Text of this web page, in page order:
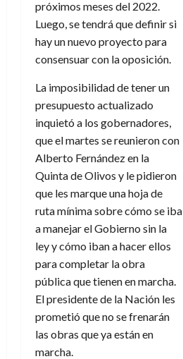
próximos meses del 2022.
Luego, se tendrá que definir si
hay un nuevo proyecto para
consensuar con la oposición.
La imposibilidad de tener un
presupuesto actualizado
inquietó a los gobernadores,
que el martes se reunieron con
Alberto Fernández en la
Quinta de Olivos y le pidieron
que les marque una hoja de
ruta mínima sobre cómo se iba
a manejar el Gobierno sin la
ley y cómo iban a hacer ellos
para completar la obra
pública que tienen en marcha.
El presidente de la Nación les
prometió que no se frenarán
las obras que ya están en
marcha.